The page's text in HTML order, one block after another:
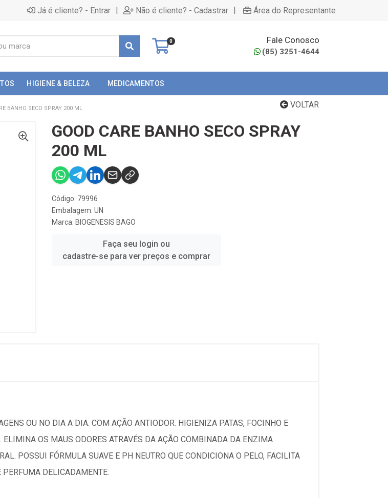
Já é cliente? - Entrar | Não é cliente? - Cadastrar | Área do Representante
0 Fale Conosco
(85) 3251-4644
HIGIENE & BELEZA MEDICAMENTOS
VOLTAR
BANHO SECO SPRAY 200 ML
GOOD CARE BANHO SECO SPRAY
200 ML
Código: 79996
Embalagem: UN
Marca: BIOGENESIS BAGO
Faça seu login ou
cadastre-se para ver preços e comprar
OU NO DIA A DIA. COM AÇÃO ANTIODOR. HIGIENIZA PATAS, FOCINHO E
OS MAUS ODORES ATRAVÉS DA AÇÃO COMBINADA DA ENZIMA
POSSUI FÓRMULA SUAVE E PH NEUTRO QUE CONDICIONA O PELO, FACILITA
PERFUMA DELICADAMENTE.